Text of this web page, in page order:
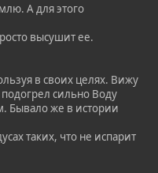
А для этого
высушит ее.
в своих целях. Вижу
сильно Воду
Бывало же в истории
таких, что не испарит